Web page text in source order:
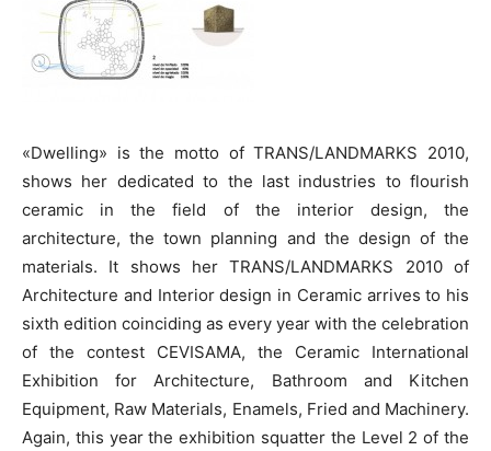
«Dwelling» is the motto of TRANS/LANDMARKS 2010,
shows her dedicated to the last industries to flourish
ceramic in the field of the interior design, the
architecture, the town planning and the design of the
materials. It shows her TRANS/LANDMARKS 2010 of
Architecture and Interior design in Ceramic arrives to his
sixth edition coinciding as every year with the celebration
of the contest CEVISAMA, the Ceramic International
Exhibition for Architecture, Bathroom and Kitchen
Equipment, Raw Materials, Enamels, Fried and Machinery.
Again, this year the exhibition squatter the Level 2 of the